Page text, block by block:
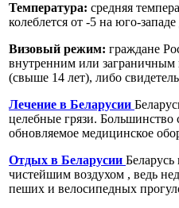
Температура: cредняя
колеблется от -5 на юго-
Визовый режим: граждане
внутренним или
(свыше 14 лет), либо
Лечение в Беларусии
целебные грязи. Большинство
обновляемое медицинское
Отдых в Беларусии
чистейшим воздухом , ведь
пеших и велосипедн­ых